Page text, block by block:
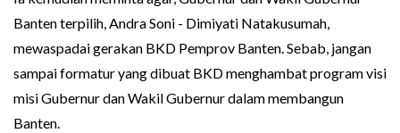
Banten terpilih, Andra Soni - Dimiyati Natakusumah,
mewaspadai gerakan BKD Pemprov Banten. Sebab, jangan
sampai formatur yang dibuat BKD menghambat program visi
misi Gubernur dan Wakil Gubernur dalam membangun
Banten.